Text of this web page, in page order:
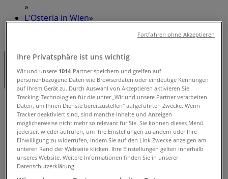
»
L'Osteria in Wien»
L'Osteria | Grinzinger Straße 1
Sonntag
12:00 - 22:00
Montag
12:00 - 22:00
Dienstag
12:00 - 22:00
Mittwoch
Ihre Privatsphäre ist uns wichtig
Wir und unsere 1014-Partner speichern und greifen auf
personenbezogene Daten wie Browserdaten oder eindeutige Kennungen
auf Ihrem Gerät zu. Durch Auswahl von Akzeptieren aktivieren Sie
Tracking-Technologien für die unter „Wir und unsere Partner verarbeiten
Daten, um Ihnen Dienste bereitzustellen“ aufgeführten Zwecke. Wenn
Tracker deaktiviert sind, sind manche Inhalte und Anzeigen
möglicherweise nicht mehr so relevant für Sie. Sie können dieses Menü
jederzeit wieder aufrufen, um Ihre Einstellungen zu ändern oder Ihre
Einwilligung zu widerrufen, indem Sie auf den Link Zwecke anzeigen am
unteren Rand der Webseite klicken. Ihre Einstellungen gelten innerhalb
unseres Website. Weitere Informationen finden Sie in unserer
Datenschutzerklärung.
Fortfahren ohne Akzeptieren